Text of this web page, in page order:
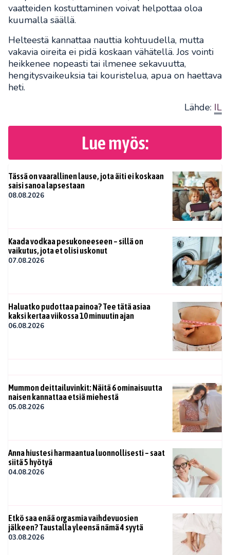
vaatteiden kostuttaminen voivat helpottaa oloa
kuumalla säällä.
Helteestä kannattaa nauttia kohtuudella, mutta
vakavia oireita ei pidä koskaan vähätellä. Jos vointi
heikkenee nopeasti tai ilmenee sekavuutta,
hengitysvaikeuksia tai kouristelua, apua on haettava
heti.
Lähde: IL
Lue myös:
Tässä on vaarallinen lause, jota äiti ei koskaan
saisi sanoa lapsestaan
08.08.2026
Kaada vodkaa pesukoneeseen – sillä on
vaikutus, jota et olisi uskonut
07.08.2026
Haluatko pudottaa painoa? Tee tätä asiaa
kaksi kertaa viikossa 10 minuutin ajan
06.08.2026
Mummon deittailuvinkit: Näitä 6 ominaisuutta
naisen kannattaa etsiä miehestä
05.08.2026
Anna hiustesi harmaantua luonnollisesti – saat
siitä 5 hyötyä
04.08.2026
Etkö saa enää orgasmia vaihdevuosien
jälkeen? Taustalla yleensä nämä 4 syytä
03.08.2026